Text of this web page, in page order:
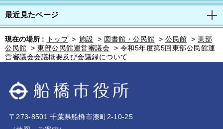
最近見たページ
現在の場所 : トップ > 施設 > 図書館・公民館 > 公民館 > 東部
公民館 > 東部公民館運営審議会 > 令和5年度第5回東部公民館運
営審議会会議概要及び会議録について
〒273-8501 千葉県船橋市湊町2-10-25